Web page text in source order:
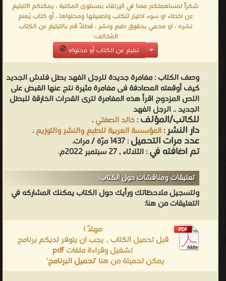
شكراً لمساهمتكم معنا في الإرتقاء بمستوى المكتبة ، يمكنكم االتبليغ
عن اخطاء او سوء اختيار للكتب وتصنيفها ومحتواها ، أو كتاب يُمنع
نشره ، او محمي بحقوق طبع ونشر ، فضلاً قم بالتبليغ عن الكتاب
المُخالف:
تبليغ عن الكتاب أو محتواه
وصف الكتاب :مغامرة جديدة للرجل الفهد بطل فلاش الجديد
كيف أوقعته المصادفة فى مغامرة مثيرة نتج عنها القبض على
اللص المزدوج اقرأ هذه المغامرة لترى القدرات الخارقة للبطل
الجديد .. الرجل الفهد
للكاتب/المؤلف:خالد الصفتي.
دار النشر:المؤسسة العربية للطبع والنشر والتوزيع.
عدد مرات التحميل: 1437 مرّة / مرات.
تم اضافته في: الثلاثاء , 27 سبتمبر 2022م.
تعليقات ومناقشات حول الكتاب:
ولتسجيل ملاحظاتك ورأيك حول الكتاب يمكنك المشاركه في
التعليقات من هنا:
مهلاً !
قبل تحميل الكتاب .. يجب ان يتوفر لديكم برنامج
تشغيل وقراءة ملفاتpdf
يمكن تحميلة من هنا 'تحميل البرنامج'